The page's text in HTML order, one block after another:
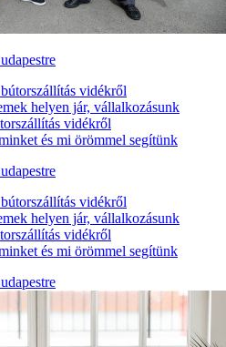
vidékről
helyen jár, vállalkozásunk
vidékről
és mi örömmel segítünk
vidékről
helyen jár, vállalkozásunk
vidékről
és mi örömmel segítünk